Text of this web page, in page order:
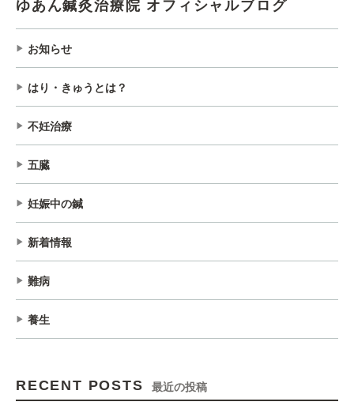
ゆあん鍼灸治療院 オフィシャルブログ
お知らせ
はり・きゅうとは？
不妊治療
五臓
妊娠中の鍼
新着情報
難病
養生
RECENT POSTS 最近の投稿